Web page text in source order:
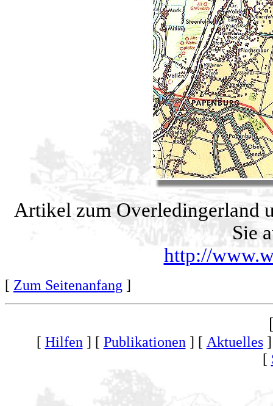
Artikel zum Overledingerland
Sie
http://
[ Zum Seitenanfang ]
[ Hilfen ] [ Publikationen ] [ Aktuelles]
[